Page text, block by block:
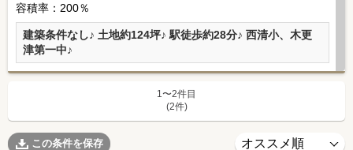
容積率：200％
建築条件なし♪ 土地約124坪♪ 駅徒歩約28分♪ 西清小、木更
津第一中♪
1〜2件目
(2件)
この条件を保存